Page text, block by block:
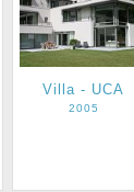
Villa - UCA
2005